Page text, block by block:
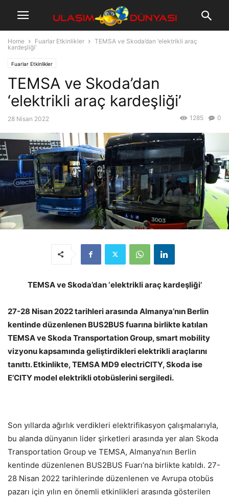
Home Fuarlar Etkinlikler
TEMSA ve Skoda’dan ‘elektrikli araç
kardeşliği’
Fuarlar Etkinlikler
TEMSA ve Skoda’dan
‘elektrikli araç kardeşliği’
28 Nisan 2022 0
1285
TEMSA ve Skoda’dan ‘elektrikli araç kardeşliği’
27-28 Nisan 2022 tarihleri arasında Almanya’nın Berlin
kentinde düzenlenen BUS2BUS fuarına birlikte katılan
TEMSA ve Skoda Transportation Group, smart mobility
vizyonu kapsamında geliştirdikleri elektrikli araçlarını
tanıttı. Etkinlikte, TEMSA MD9 electriCITY, Skoda ise
E’CITY model elektrikli otobüslerini sergiledi.
Son yıllarda ağırlık verdikleri elektrifikasyon çalışmalarıyla,
bu alanda dünyanın lider şirketleri arasında yer alan Skoda
Transportation Group ve TEMSA, Almanya’nın Berlin
kentinde düzenlenen BUS2BUS Fuarı’na birlikte katıldı. 27-
28 Nisan 2022 tarihlerinde düzenlenen ve Avrupa otobüs
pazarı için yılın en önemli etkinlikleri arasında gösterilen